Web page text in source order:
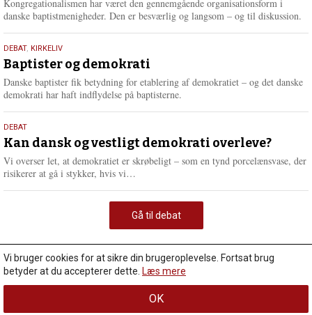
Kongregationalismen har været den gennemgående organisationsform i
danske baptistmenigheder. Den er besværlig og langsom – og til diskussion.
18.
maj
2026
DEBAT, KIRKELIV
Baptister og demokrati
Danske baptister fik betydning for etablering af demokratiet – og det danske
demokrati har haft indflydelse på baptisterne.
18.
maj
2026
DEBAT
Kan dansk og vestligt demokrati overleve?
Vi overser let, at demokratiet er skrøbeligt – som en tynd porcelænsvase, der
risikerer at gå i stykker, hvis vi…
m
e
e
Gå til debat
Vi bruger cookies for at sikre din brugeroplevelse. Fortsat brug
betyder at du accepterer dette. Læs mere
OK